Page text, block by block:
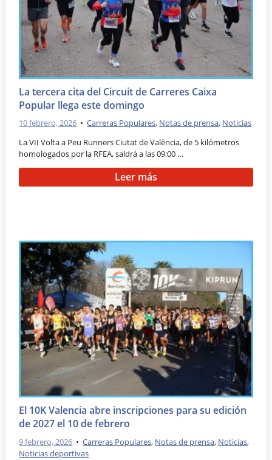
La tercera cita del Circuit de Carreres Caixa
Popular llega este domingo
10 febrero, 2026 •Carreras Populares, Notas de prensa, Noticias
La VII Volta a Peu Runners Ciutat de València, de 5 kilómetros
homologados por la RFEA, saldrá a las 09:00 …
Leer más
El 10K Valencia abre inscripciones para su edición
de 2027 el 10 de febrero
9 febrero, 2026 •Carreras Populares, Notas de prensa, Noticias,
Noticias deportivas